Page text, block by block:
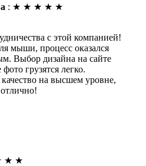
: ★ ★ ★ ★ ★
с этой компанией!
мыши, процесс оказался
Выбор дизайна на сайте
грузятся легко.
на высшем уровне,
★ ★